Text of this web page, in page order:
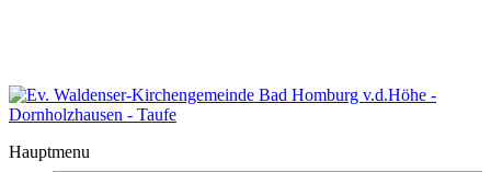
Hauptmenu